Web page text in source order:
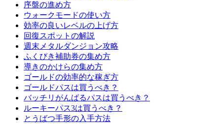
序盤の進め方
ウォークモードの使い方
効率の良いレベルの上げ方
回復スポットの解説
週末メタルダンジョン攻略
ふくびき補助券の集め方
導きのかけらの集め方
ゴールドの効率的な稼ぎ方
ゴールドパスは買うべき？
バッチリがんばるパスは買うべき？
ルーキーパス3は買うべき？
とうばつ手形の入手方法